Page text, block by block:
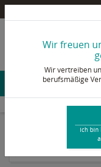
Anlagen & Prozesszubehör
Laminiertisch
Wir freuen
Wir vertreiben
berufsmäßige
Ich bin